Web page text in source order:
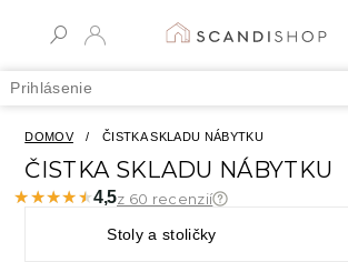
Prihlásenie
DOMOV / ČISTKA SKLADU NÁBYTKU
ČISTKA SKLADU NÁBYTKU
★★★★★
★★★★★4,5z 60 recenzií
Stoly a stoličky